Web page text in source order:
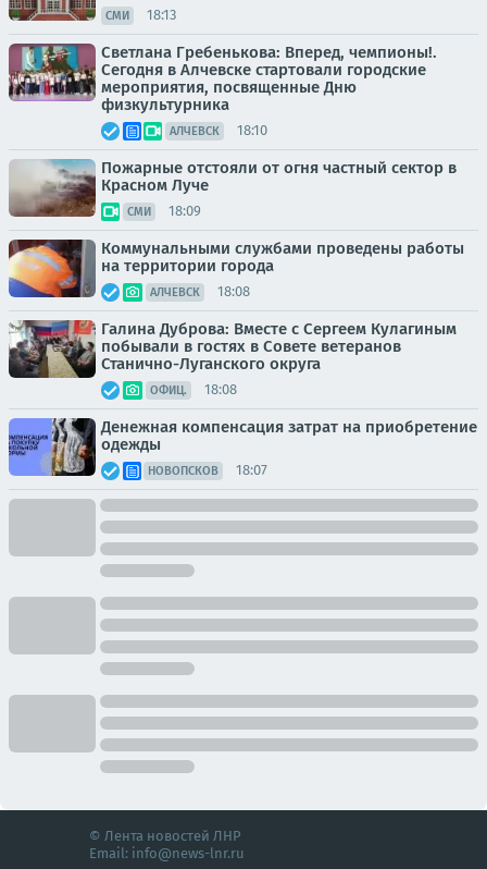
СМИ 18:13
Светлана Гребенькова: Вперед, чемпионы!.
Сегодня в Алчевске стартовали городские
мероприятия, посвященные Дню
физкультурника
АЛЧЕВСК 18:10
Пожарные отстояли от огня частный сектор в
Красном Луче
СМИ 18:09
Коммунальными службами проведены работы
на территории города
АЛЧЕВСК 18:08
Галина Дуброва: Вместе с Сергеем Кулагиным
побывали в гостях в Совете ветеранов
Станично-Луганского округа
ОФИЦ. 18:08
Денежная компенсация затрат на приобретение
одежды
НОВОПСКОВ 18:07
© Лента новостей ЛНР
Email: info@news-lnr.ru